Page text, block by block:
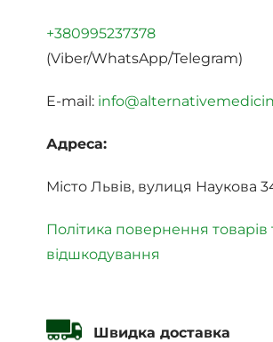
+380995237378
(Viber/WhatsApp/Telegram)
E-mail:
Адреса:
Місто Львів, вулиця Наукова
Політика повернення товарів
відшкодування
Швидка доставка